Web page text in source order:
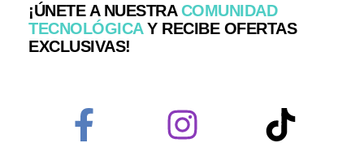
¡ÚNETE A NUESTRACOMUNIDAD
TECNOLÓGICAY RECIBE OFERTAS
EXCLUSIVAS!